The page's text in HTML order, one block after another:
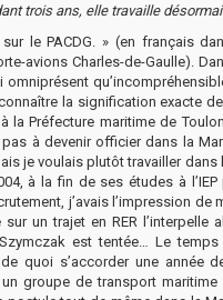
trois ans, elle travaille
le PACDG. » (en français
avions Charles-de-Gaulle).
omniprésent
la signification exacte
la Préfecture maritime de
à devenir officier dans la
je voulais plutôt travailler
à la fin de ses études à l’IEP
j’avais l’impression de
un trajet en RER l’interpelle
Szymczak est tentée… Le
quoi s’accorder une année
groupe de transport